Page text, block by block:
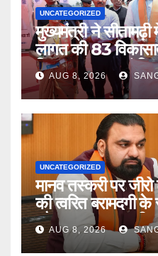
UNCATEGORIZED
मुख्यमंत्री ने
लागत की 83
किया उद्घाटन एवं
AUG 8, 2026
UNCATEGORIZED
मानव तस्करी पर
की त्वरित बरामदगी
और सम्मानजनक जीवन
मुख्यमंत्री
AUG 8, 2026